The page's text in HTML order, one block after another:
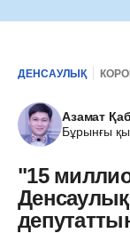
ДЕНСАУЛЫҚ
Азамат
Бұрынғы
"15
Денсаулық